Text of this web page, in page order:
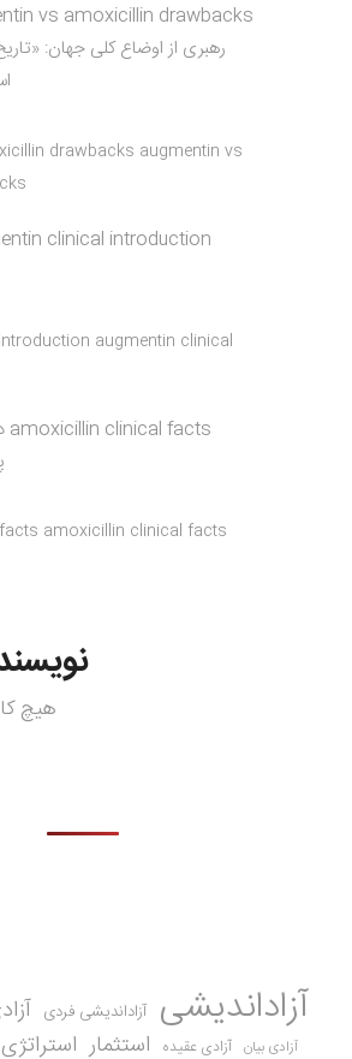
vs amoxicillin drawbacks
رهبری از اوضاع کلی جهان:
drawbacks augmentin vs
clinical introduction
augmentin clinical
amoxicillin clinical facts
amoxicillin clinical facts
هیچ
آزاداندیشی آزاداندیشی فردی
آزادی بیان آزادی عقیده استثمار